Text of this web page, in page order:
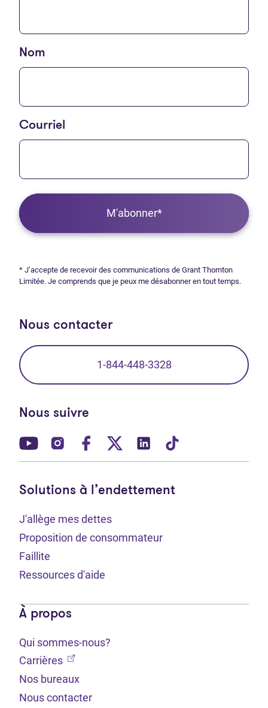
Nom
Courriel
M'abonner*
* J’accepte de recevoir des communications de Grant Thornton
Limitée. Je comprends que je peux me désabonner en tout temps.
Nous contacter
1-844-448-3328
Nous suivre
(Ouvre dans un nouvel onglet)
(Ouvre dans un nouvel onglet)
(Ouvre dans un nouvel onglet)
(Ouvre dans un nouvel
(Ouvre dans un
Solutions à l’endettement
J'allège mes dettes
Proposition de consommateur
Faillite
Ressources d'aide
À propos
Qui sommes-nous?
Carrières (Ouvre dans un nouvel onglet)
Nos bureaux
Nous contacter